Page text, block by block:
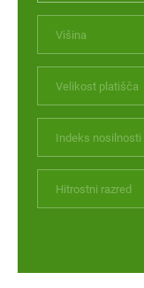
Višina
Velikost platišča
Indeks nosilnosti
Hitrostni razred